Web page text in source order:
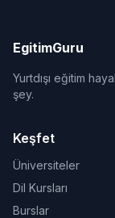
EgitimGuru
Yurtdışı eğitim
şey.
Keşfet
Üniversiteler
Dil Kursları
Burslar